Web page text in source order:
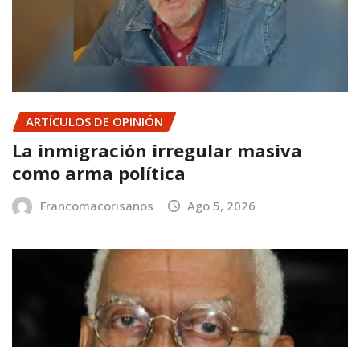
ARTÍCULOS DE OPINIÓN
La inmigración irregular masiva
como arma política
Francomacorisanos Ago 5, 2026